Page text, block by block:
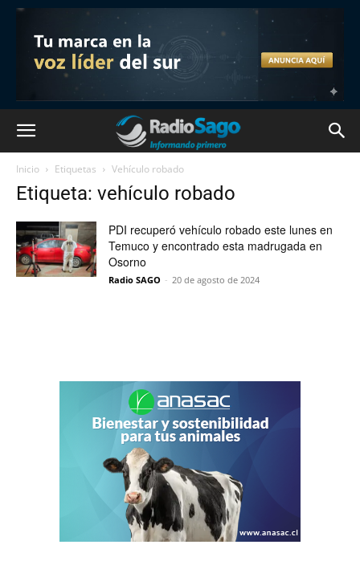
Inicio Etiquetas Vehículo robado
Etiqueta: vehículo robado
PDI recuperó vehículo robado este lunes en
Temuco y encontrado esta madrugada en
Osorno
Radio SAGO - 20 de agosto de 2024